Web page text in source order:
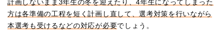
計画しないまま3年生の冬を迎えたり、4年生になってしまった
方は各準備の工程を短く計画し直して、選考対策を行いながら
本選考も受けるなどの対応が必要でしょう。